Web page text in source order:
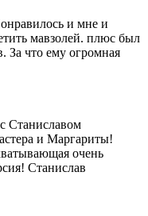
и мне и
мавзолей. плюс был
что ему огромная
Станиславом
и Маргариты!
очень
Станислав